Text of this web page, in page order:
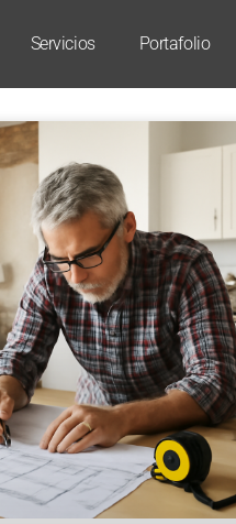
Servicios Portafolio